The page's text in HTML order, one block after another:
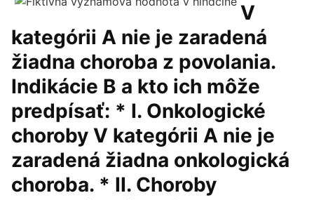
V
kategórii A nie je zaradená
žiadna choroba z povolania.
Indikácie B a kto ich môže
predpísať: * I. Onkologické
choroby V kategórii A nie je
zaradená žiadna onkologická
choroba. * II. Choroby